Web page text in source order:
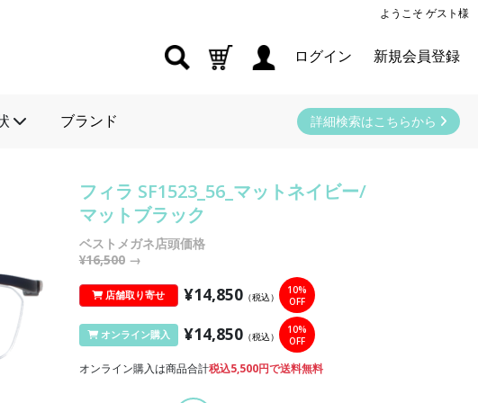
ようこそ ゲスト様
ログイン 新規会員登録
ブランド 詳細検索はこちらから
フィラ SF1523_56_マットネイビー/
マットブラック
ベストメガネ店頭価格
¥16,500→
店舗取り寄せ ¥14,850（税込）
10%
OFF
オンライン購入 ¥14,850（税込）
10%
OFF
オンライン購入は商品合計税込5,500円で送料無料